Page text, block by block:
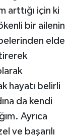
arttığı için ki
bir ailenin
elde
hayatı belirli
da kendi
Ayrıca
ve başarılı